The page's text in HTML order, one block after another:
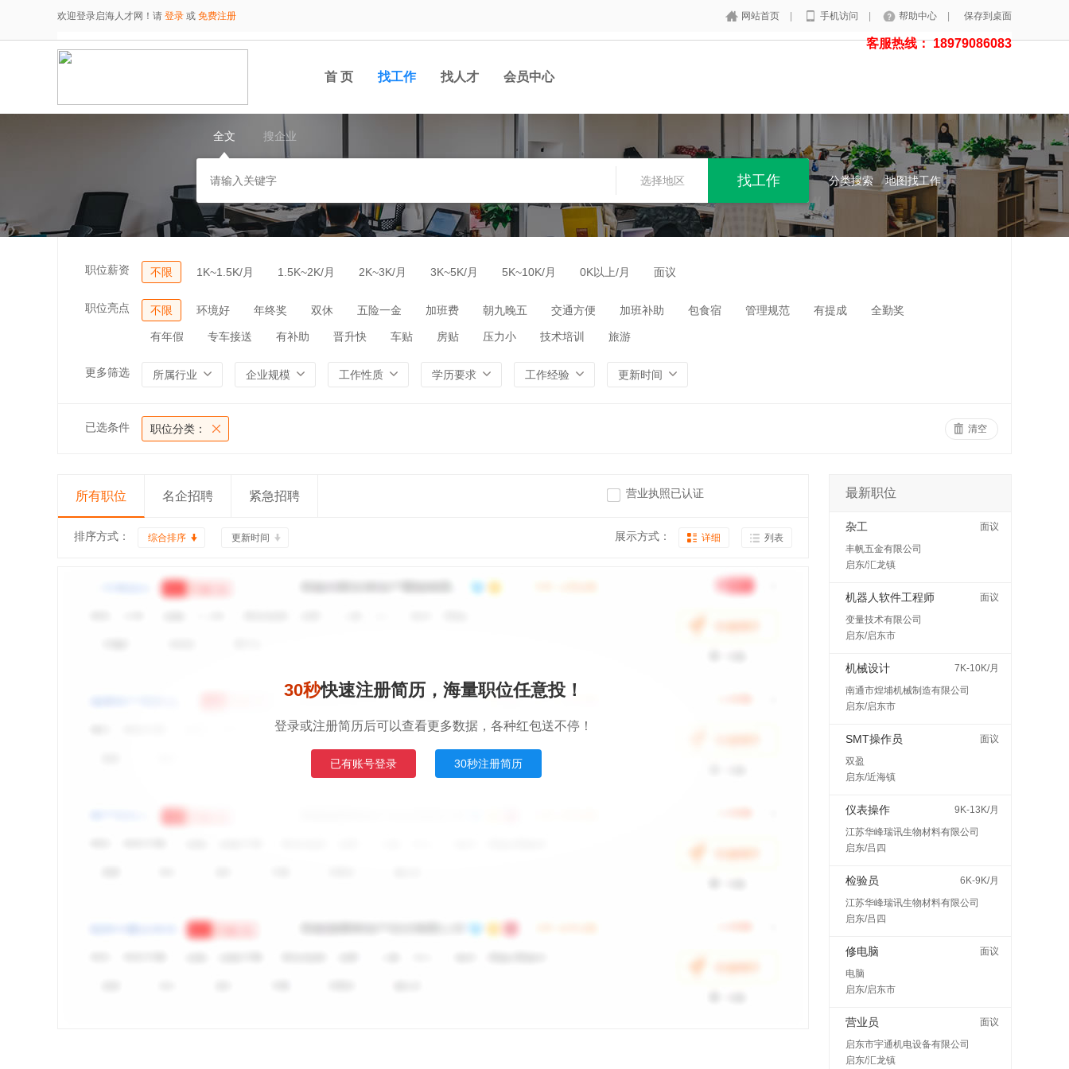
欢迎登录启海人才网！请 登录 或 免费注册 网站首页 手机访问 帮助中心 保存到桌面
客服热线： 18979086083
首 页 找工作 找人才 会员中心
全文 搜企业
选择地区 分类搜索 地图找工作
职位薪资 不限 1K~1.5K/月 1.5K~2K/月 2K~3K/月 3K~5K/月 5K~10K/月 0K以上/月 面议
职位亮点 不限 环境好 年终奖 双休 五险一金 加班费 朝九晚五 交通方便 加班补助 包食宿 管理规范 有提成 全勤奖
有年假 专车接送 有补助 晋升快 车贴 房贴 压力小 技术培训 旅游
更多筛选 所属行业 企业规模 工作性质 学历要求 工作经验 更新时间
已选条件 职位分类： 清空
所有职位 名企招聘 紧急招聘 营业执照已认证
排序方式： 综合排序 更新时间 展示方式： 详细 列表
30秒快速注册简历，海量职位任意投！
登录或注册简历后可以查看更多数据，各种红包送不停！
已有账号登录 30秒注册简历
最新职位
杂工
面议
丰帆五金有限公司
启东/汇龙镇
机器人软件工程师
面议
变量技术有限公司
启东/启东市
机械设计
7K-10K/月
南通市煌埔机械制造有限公司
启东/启东市
SMT操作员
面议
双盈
启东/近海镇
仪表操作
9K-13K/月
江苏华峰瑞讯生物材料有限公司
启东/吕四
检验员
6K-9K/月
江苏华峰瑞讯生物材料有限公司
启东/吕四
修电脑
面议
电脑
启东/启东市
营业员
面议
启东市宇通机电设备有限公司
启东/汇龙镇